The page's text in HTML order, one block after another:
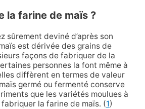
la farine de maïs ?
sûrement deviné d’après son
est dérivée des grains de
façons de fabriquer de la
personnes la font même à
diffèrent en termes de valeur
germé ou fermenté conserve
que les variétés moulues à
la farine de maïs. (1)